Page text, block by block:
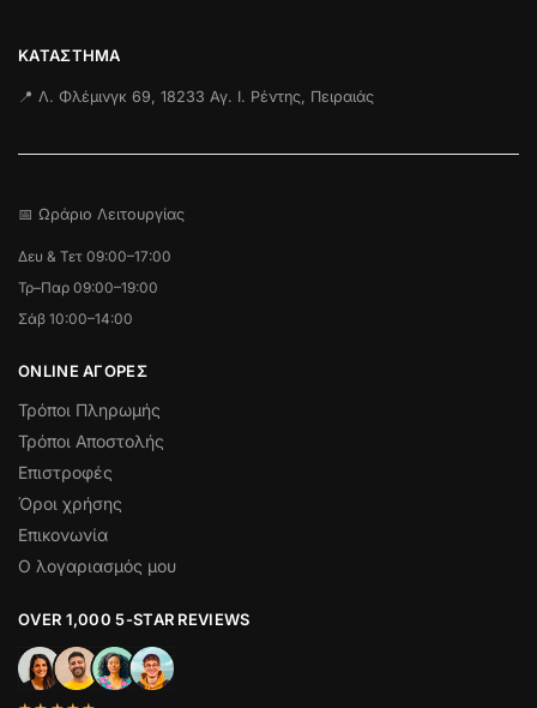
ΚΑΤΆΣΤΗΜΑ
📍 Λ. Φλέμινγκ 69, 18233 Αγ. Ι. Ρέντης, Πειραιάς
📅 Ωράριο Λειτουργίας
Δευ & Τετ 09:00–17:00
Τρ–Παρ 09:00–19:00
Σάβ 10:00–14:00
ONLINE ΑΓΟΡΕΣ
Τρόποι Πληρωμής
Τρόποι Αποστολής
Επιστροφές
Όροι χρήσης
Επικονωνία
Ο λογαριασμός μου
OVER 1,000 5-STAR REVIEWS